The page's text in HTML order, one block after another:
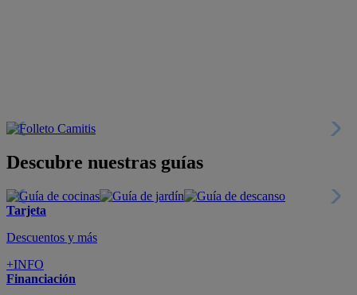
Descubre nuestras guías
Tarjeta
Descuentos y más
+INFO
Financiación